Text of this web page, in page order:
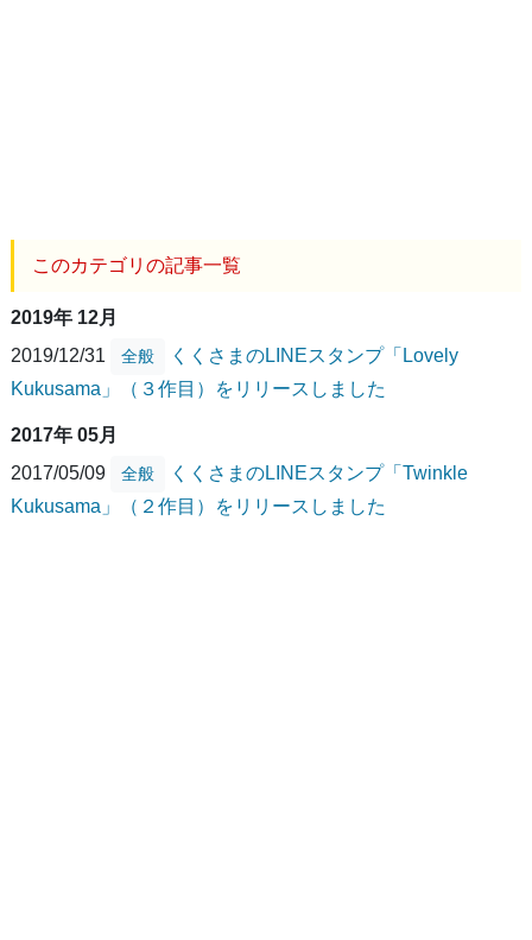
このカテゴリの記事一覧
2019年 12月
2019/12/31
全般
くくさまのLINEスタンプ「Lovely
Kukusama」（３作目）をリリースしました
2017年 05月
2017/05/09
全般
くくさまのLINEスタンプ「Twinkle
Kukusama」（２作目）をリリースしました